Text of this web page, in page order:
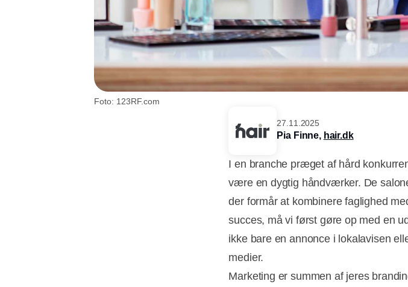
Foto: 123RF.com
27.11.2025
Pia Finne, hair.dk
I en branche præget af hård
være en dygtig håndværker. De
der formår at kombinere faglighed
succes, må vi først gøre op med en
ikke bare en annonce i lokalavisen
medier.
Marketing er summen af jeres